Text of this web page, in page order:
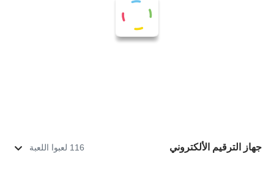
جهاز الترقيم الألكتروني 116 لعبوا اللعبة